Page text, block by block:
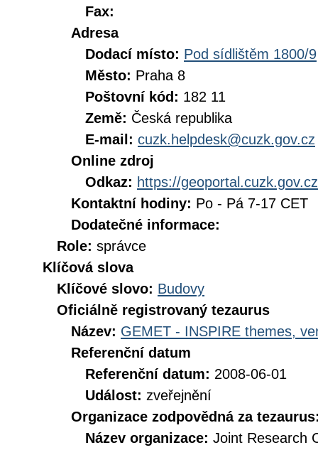
Fax:
Adresa
Dodací místo: Pod sídlištěm 1800/9
Město: Praha 8
Poštovní kód: 182 11
Země: Česká republika
E-mail: cuzk.helpdesk@cuzk.gov.cz
Online zdroj
Odkaz: https://geoportal.cuzk.gov.cz
Kontaktní hodiny: Po - Pá 7-17 CET
Dodatečné informace:
Role: správce
Klíčová slova
Klíčové slovo: Budovy
Oficiálně registrovaný tezaurus
Název: GEMET - INSPIRE themes,
Referenční datum
Referenční datum: 2008-06-01
Událost: zveřejnění
Organizace zodpovědná za
Název organizace: Joint Research